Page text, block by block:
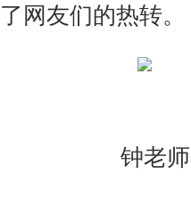
了网友们的热转。
钟老师